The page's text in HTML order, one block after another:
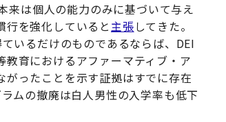
来は個人の能力のみに基づいて与え
を強化していると主張してきた。
いるだけのものであるならば、DEI
育におけるアファーマティブ・ア
がったことを示す証拠はすでに存在
ムの撤廃は白人男性の入学率も低下